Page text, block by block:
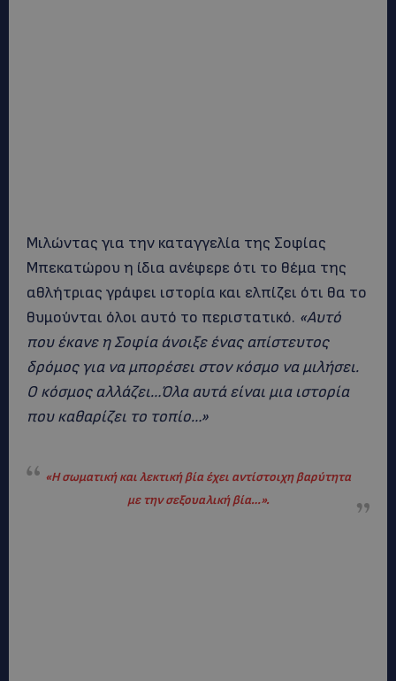
Μιλώντας για την καταγγελία της Σοφίας
Μπεκατώρου η ίδια ανέφερε ότι το θέμα της
αθλήτριας γράφει ιστορία και ελπίζει ότι θα το
θυμούνται όλοι αυτό το περιστατικό. «Αυτό
που έκανε η Σοφία άνοιξε ένας απίστευτος
δρόμος για να μπορέσει στον κόσμο να μιλήσει.
Ο κόσμος αλλάζει…Όλα αυτά είναι μια ιστορία
που καθαρίζει το τοπίο…»
«Η σωματική και λεκτική βία έχει αντίστοιχη βαρύτητα
με την σεξουαλική βία…».